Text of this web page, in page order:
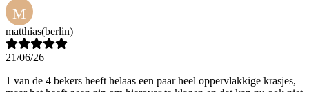
M
matthias(berlin)
21/06/26
1 van de 4 bekers heeft helaas een paar heel oppervlakkige krasjes,